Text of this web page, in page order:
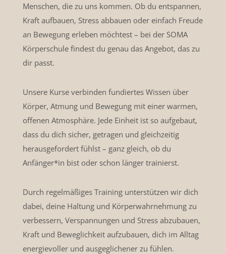
Menschen, die zu uns kommen. Ob du entspannen,
Kraft aufbauen, Stress abbauen oder einfach Freude
an Bewegung erleben möchtest – bei der SOMA
Körperschule findest du genau das Angebot, das zu
dir passt.
Unsere Kurse verbinden fundiertes Wissen über
Körper, Atmung und Bewegung mit einer warmen,
offenen Atmosphäre. Jede Einheit ist so aufgebaut,
dass du dich sicher, getragen und gleichzeitig
herausgefordert fühlst – ganz gleich, ob du
Anfänger*in bist oder schon länger trainierst.
Durch regelmäßiges Training unterstützen wir dich
dabei, deine Haltung und Körperwahrnehmung zu
verbessern, Verspannungen und Stress abzubauen,
Kraft und Beweglichkeit aufzubauen, dich im Alltag
energievoller und ausgeglichener zu fühlen.